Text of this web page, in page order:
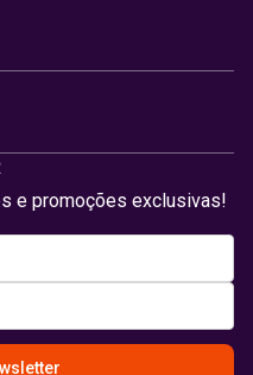
e promoções exclusivas!